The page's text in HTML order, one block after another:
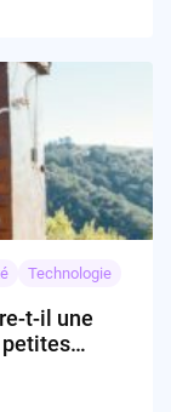
Technologie
t-il une
petites